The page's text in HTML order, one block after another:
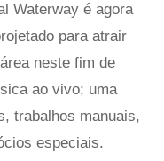
Waterway é agora
para atrair
neste fim de
ao vivo; uma
trabalhos manuais,
especiais.